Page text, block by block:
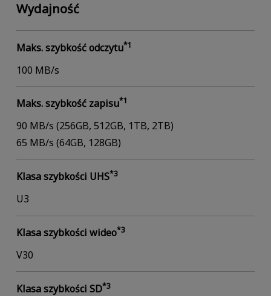
Wydajność
Maks. szybkość odczytu*1
100 MB/s
Maks. szybkość zapisu*1
90 MB/s (256GB, 512GB, 1TB, 2TB)
65 MB/s (64GB, 128GB)
Klasa szybkości UHS*3
U3
Klasa szybkości wideo*3
V30
Klasa szybkości SD*3